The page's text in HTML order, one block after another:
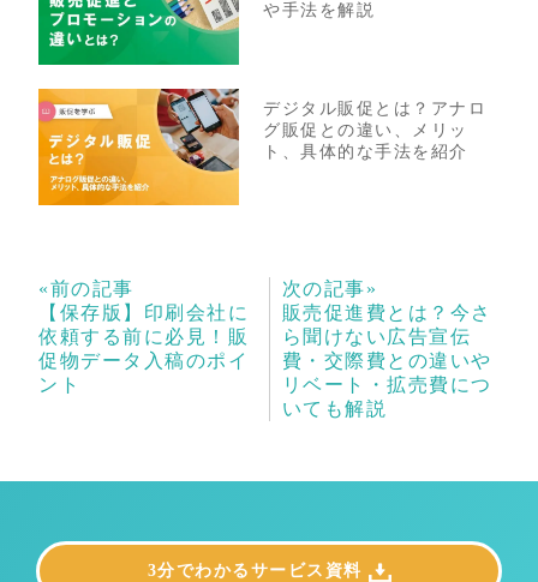
や手法を解説
デジタル販促とは？アナロ
グ販促との違い、メリッ
ト、具体的な手法を紹介
«前の記事
【保存版】印刷会社に
依頼する前に必見！販
促物データ入稿のポイ
ント
次の記事»
販売促進費とは？今さ
ら聞けない広告宣伝
費・交際費との違いや
リベート・拡売費につ
いても解説
3分でわかるサービス資料